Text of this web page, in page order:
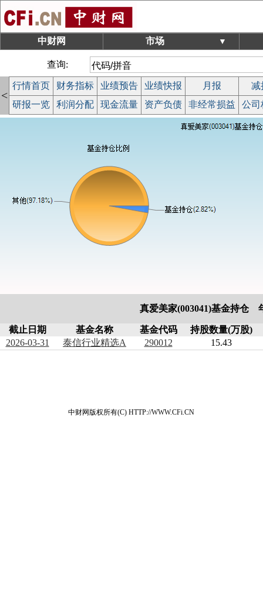
中财网 市场 ▼
查询:
<
行情首页 财务指标 业绩预告 业绩快报 月报
减
研报一览
利润分配 现金流量 资产负债 非经常损益 公司
真爱美家(003041)基金持仓
截止日期 基金名称 基金代码
持股数量(万股)
2026-03-31
泰信行业精选A 290012 15.43
中财网版权所有(C) HTTP://WWW.CFi.CN